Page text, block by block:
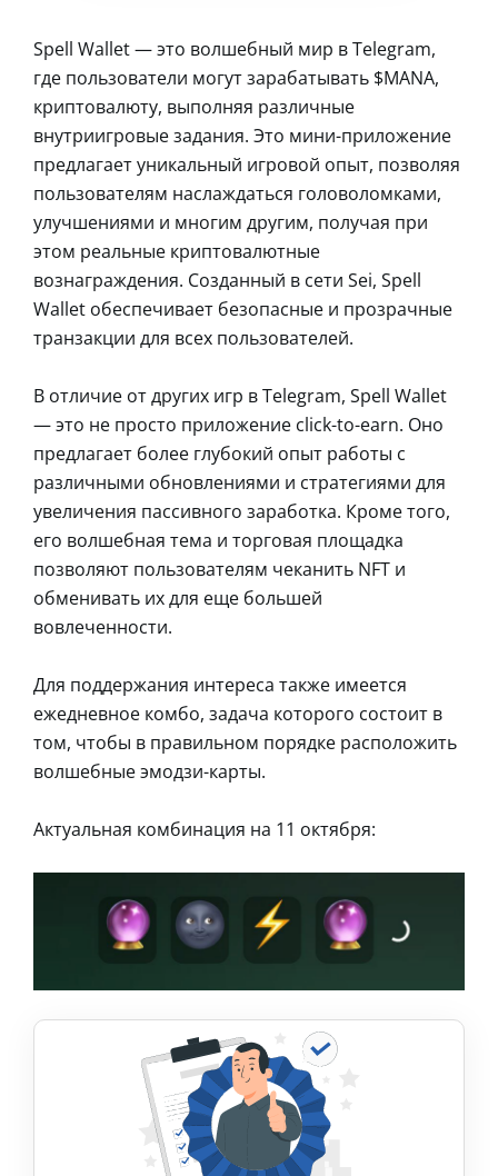
Spell Wallet — это волшебный мир в Telegram,
где пользователи могут зарабатывать $MANA,
криптовалюту, выполняя различные
внутриигровые задания. Это мини-приложение
предлагает уникальный игровой опыт, позволяя
пользователям наслаждаться головоломками,
улучшениями и многим другим, получая при
этом реальные криптовалютные
вознаграждения. Созданный в сети Sei, Spell
Wallet обеспечивает безопасные и прозрачные
транзакции для всех пользователей.
В отличие от других игр в Telegram, Spell Wallet
— это не просто приложение click-to-earn. Оно
предлагает более глубокий опыт работы с
различными обновлениями и стратегиями для
увеличения пассивного заработка. Кроме того,
его волшебная тема и торговая площадка
позволяют пользователям чеканить NFT и
обменивать их для еще большей
вовлеченности.
Для поддержания интереса также имеется
ежедневное комбо, задача которого состоит в
том, чтобы в правильном порядке расположить
волшебные эмодзи-карты.
Актуальная комбинация на 11 октября: